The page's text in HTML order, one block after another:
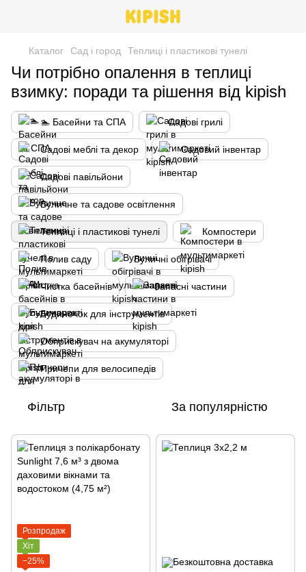
Каталог Сад і город Теплиці і пластикові тунелі
Чи потрібно опалення в теплиці
взимку: поради та рішення від kipish
🏊 Басейни та СПА Садові грилі
Садові меблі та декор Садовий інвентар
Садові павільйони
Вуличне та садове освітлення
Теплиці і пластикові тунелі Компостери
Полив саду Вуличні обігрівачі
Чистка басейнів Запасні частини
Будиночок для інструментів
Обприскувач на акумуляторі
Причепи для велосипедів
Фільтр За популярністю
Розпродаж
Хіт
−25%